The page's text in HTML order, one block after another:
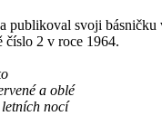
publikoval svoji básničku
2 v roce 1964.
a oblé
nocí